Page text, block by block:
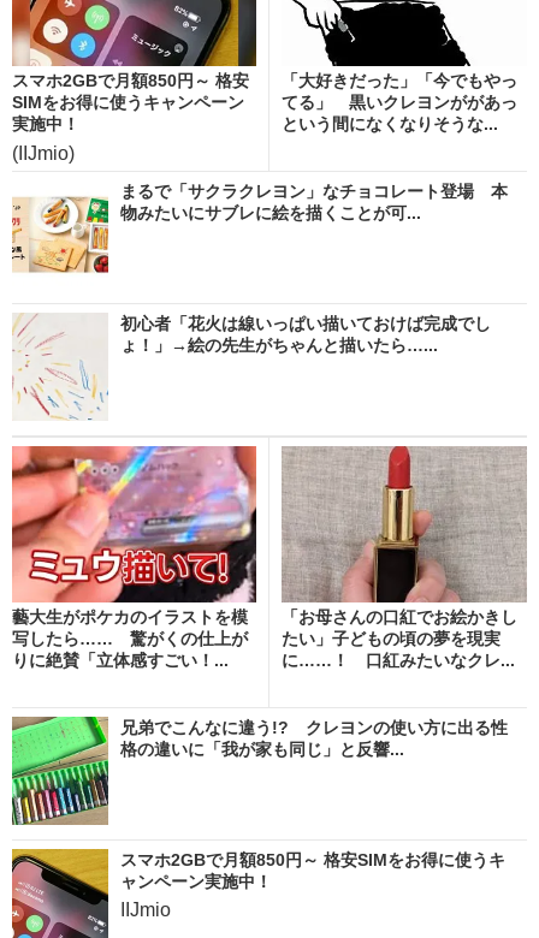
スマホ2GBで月額850円～ 格安
SIMをお得に使うキャンペーン
実施中！
(IIJmio)
「大好きだった」「今でもやっ
てる」 黒いクレヨンががあっ
という間になくなりそうな...
まるで「サクラクレヨン」なチョコレート登場 本
物みたいにサブレに絵を描くことが可...
初心者「花火は線いっぱい描いておけば完成でし
ょ！」→絵の先生がちゃんと描いたら…...
藝大生がポケカのイラストを模
写したら…… 驚がくの仕上が
りに絶賛「立体感すごい！...
「お母さんの口紅でお絵かきし
たい」子どもの頃の夢を現実
に……！ 口紅みたいなクレ...
兄弟でこんなに違う!? クレヨンの使い方に出る性
格の違いに「我が家も同じ」と反響...
スマホ2GBで月額850円～ 格安SIMをお得に使うキ
ャンペーン実施中！
IIJmio